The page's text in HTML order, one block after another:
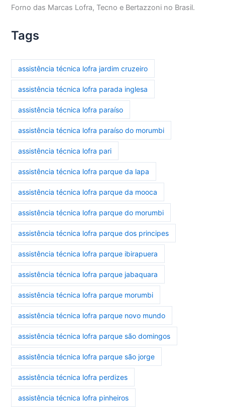
Forno das Marcas Lofra, Tecno e Bertazzoni no Brasil.
Tags
assistência técnica lofra jardim cruzeiro
assistência técnica lofra parada inglesa
assistência técnica lofra paraíso
assistência técnica lofra paraíso do morumbi
assistência técnica lofra pari
assistência técnica lofra parque da lapa
assistência técnica lofra parque da mooca
assistência técnica lofra parque do morumbi
assistência técnica lofra parque dos principes
assistência técnica lofra parque ibirapuera
assistência técnica lofra parque jabaquara
assistência técnica lofra parque morumbi
assistência técnica lofra parque novo mundo
assistência técnica lofra parque são domingos
assistência técnica lofra parque são jorge
assistência técnica lofra perdizes
assistência técnica lofra pinheiros